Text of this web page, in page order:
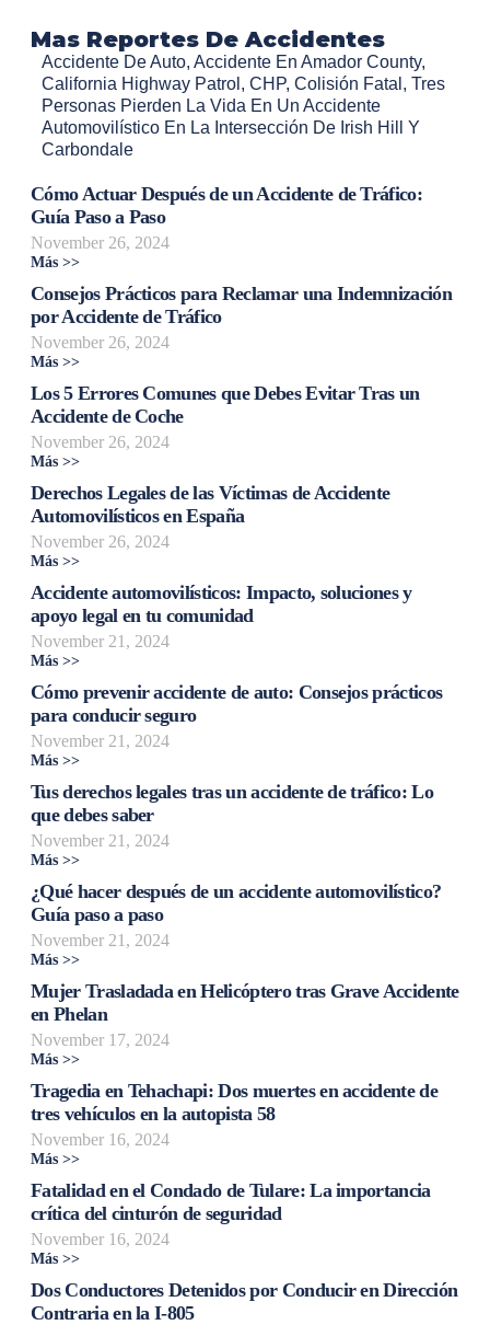
Mas Reportes De Accidentes
Accidente De Auto, Accidente En Amador County,
California Highway Patrol , CHP, Colisión Fatal , Tres
Personas Pierden La Vida En Un Accidente
Automovilístico En La Intersección De Irish Hill Y
Carbondale
Cómo Actuar Después de un Accidente de Tráfico:
Guía Paso a Paso
November 26, 2024
Más >>
Consejos Prácticos para Reclamar una Indemnización
por Accidente de Tráfico
November 26, 2024
Más >>
Los 5 Errores Comunes que Debes Evitar Tras un
Accidente de Coche
November 26, 2024
Más >>
Derechos Legales de las Víctimas de Accidente
Automovilísticos en España
November 26, 2024
Más >>
Accidente automovilísticos: Impacto, soluciones y
apoyo legal en tu comunidad
November 21, 2024
Más >>
Cómo prevenir accidente de auto: Consejos prácticos
para conducir seguro
November 21, 2024
Más >>
Tus derechos legales tras un accidente de tráfico: Lo
que debes saber
November 21, 2024
Más >>
¿Qué hacer después de un accidente automovilístico?
Guía paso a paso
November 21, 2024
Más >>
Mujer Trasladada en Helicóptero tras Grave Accidente
en Phelan
November 17, 2024
Más >>
Tragedia en Tehachapi: Dos muertes en accidente de
tres vehículos en la autopista 58
November 16, 2024
Más >>
Fatalidad en el Condado de Tulare: La importancia
crítica del cinturón de seguridad
November 16, 2024
Más >>
Dos Conductores Detenidos por Conducir en Dirección
Contraria en la I-805